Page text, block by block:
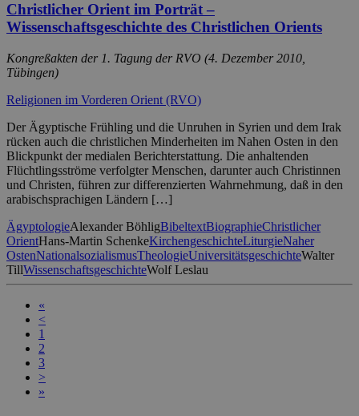
Christlicher Orient im Porträt –
Wissenschaftsgeschichte des Christlichen Orients
Kongreßakten der 1. Tagung der RVO (4. Dezember 2010,
Tübingen)
Religionen im Vorderen Orient (RVO)
Der Ägyptische Frühling und die Unruhen in Syrien und dem Irak
rücken auch die christlichen Minderheiten im Nahen Osten in den
Blickpunkt der medialen Berichterstattung. Die anhaltenden
Flüchtlingsströme verfolgter Menschen, darunter auch Christinnen
und Christen, führen zur differenzierten Wahrnehmung, daß in den
arabischsprachigen Ländern […]
ÄgyptologieAlexander BöhligBibeltextBiographieChristlicher
OrientHans-Martin SchenkeKirchengeschichteLiturgieNaher
OstenNationalsozialismusTheologieUniversitätsgeschichteWalter
TillWissenschaftsgeschichteWolf Leslau
«
<
1
2
3
>
»